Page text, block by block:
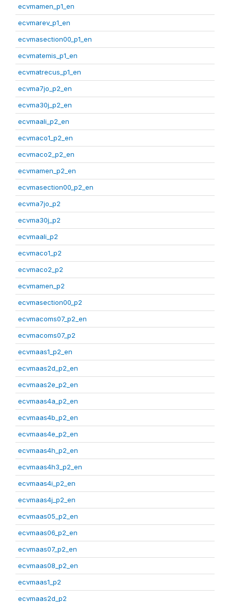
ecvmamen_p1_en
ecvmarev_p1_en
ecvmasection00_p1_en
ecvmatemis_p1_en
ecvmatrecus_p1_en
ecvma7jo_p2_en
ecvma30j_p2_en
ecvmaali_p2_en
ecvmaco1_p2_en
ecvmaco2_p2_en
ecvmamen_p2_en
ecvmasection00_p2_en
ecvma7jo_p2
ecvma30j_p2
ecvmaali_p2
ecvmaco1_p2
ecvmaco2_p2
ecvmamen_p2
ecvmasection00_p2
ecvmacoms07_p2_en
ecvmacoms07_p2
ecvmaas1_p2_en
ecvmaas2d_p2_en
ecvmaas2e_p2_en
ecvmaas4a_p2_en
ecvmaas4b_p2_en
ecvmaas4e_p2_en
ecvmaas4h_p2_en
ecvmaas4h3_p2_en
ecvmaas4i_p2_en
ecvmaas4j_p2_en
ecvmaas05_p2_en
ecvmaas06_p2_en
ecvmaas07_p2_en
ecvmaas08_p2_en
ecvmaas1_p2
ecvmaas2d_p2